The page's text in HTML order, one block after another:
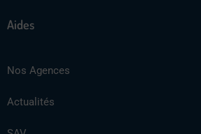
Aides
Nos Agences
Actualités